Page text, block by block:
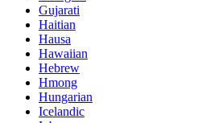
Gujarati
Haitian
Hausa
Hawaiian
Hebrew
Hmong
Hungarian
Icelandic